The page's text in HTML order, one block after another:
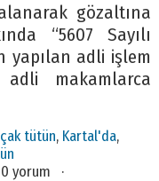
gözaltına
“5607 Sayılı
yapılan adli işlem
makamlarca
tütün, Kartal'da,
0 yorum ·